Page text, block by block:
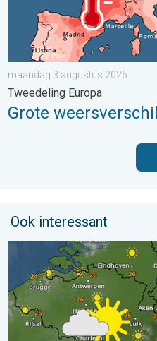
maandag 3 augustus 2026
Tweedeling Europa
Grote
Ook interessant
Fraai zomerweer om eropuit